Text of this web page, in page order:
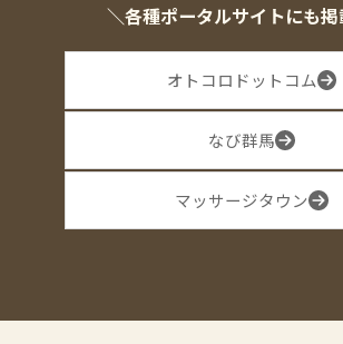
＼各種ポータルサイトにも
オトコロドットコム
なび群馬
マッサージタウン